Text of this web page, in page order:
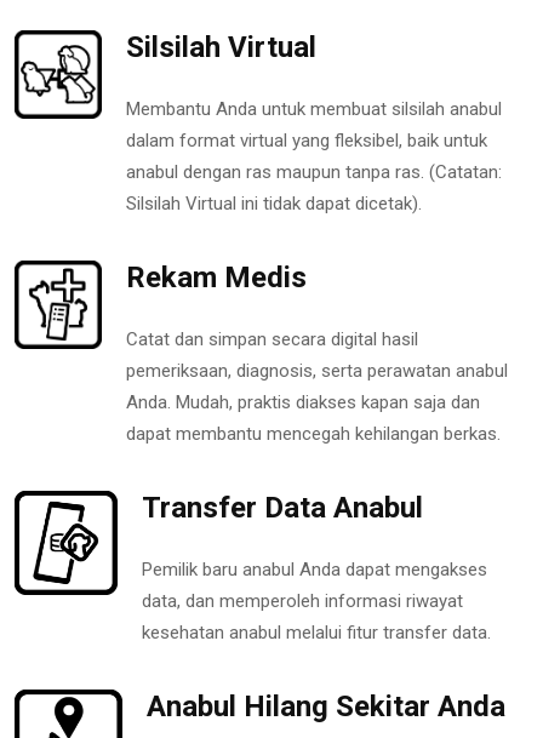
Silsilah Virtual
Membantu Anda untuk membuat silsilah anabul
dalam format virtual yang fleksibel, baik untuk
anabul dengan ras maupun tanpa ras. (Catatan:
Silsilah Virtual ini tidak dapat dicetak).
Rekam Medis
Catat dan simpan secara digital hasil
pemeriksaan, diagnosis, serta perawatan anabul
Anda. Mudah, praktis diakses kapan saja dan
dapat membantu mencegah kehilangan berkas.
Transfer Data Anabul
Pemilik baru anabul Anda dapat mengakses
data, dan memperoleh informasi riwayat
kesehatan anabul melalui fitur transfer data.
Anabul Hilang Sekitar Anda